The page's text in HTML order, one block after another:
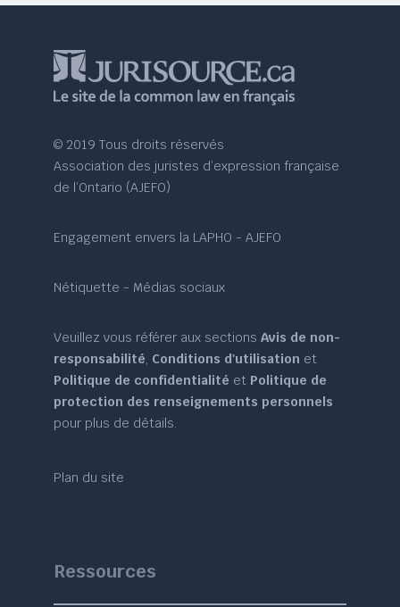
© 2019 Tous droits réservés
Association des juristes d’expression française
de l’Ontario (AJEFO)
Engagement envers la LAPHO - AJEFO
Nétiquette - Médias sociaux
Veuillez vous référer aux sectionsAvis de non-
responsabilité, Conditions d'utilisation et
Politique de confidentialité et Politique de
protection des renseignements personnels
pour plus de détails.
Plan du site
Ressources